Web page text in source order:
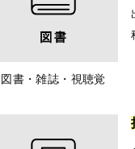
図書・雑誌・視聴覚